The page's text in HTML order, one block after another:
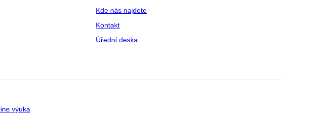
Kde nás najdete
Kontakt
Úřední deska
výuka